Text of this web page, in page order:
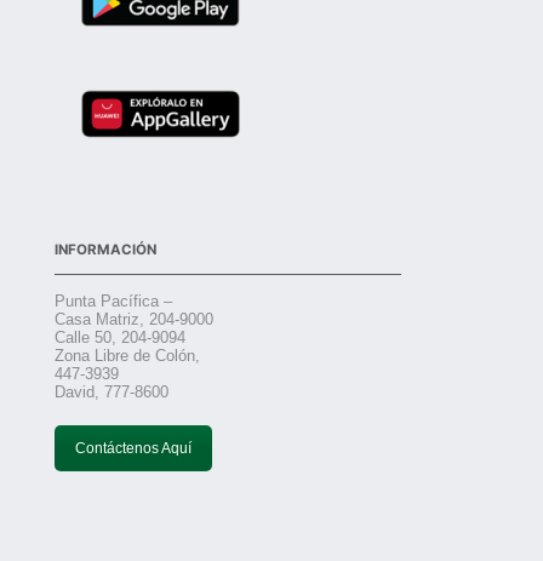
INFORMACIÓN
Punta Pacífica –
Casa Matriz, 204-9000
Calle 50, 204-9094
Zona Libre de Colón,
447-3939
David, 777-8600
Contáctenos Aquí